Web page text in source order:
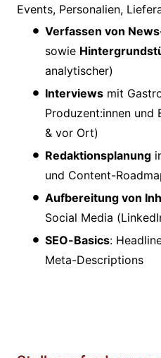
Events, Personalien,
Verfassen von
sowie
analytischer)
Interviews mit
Produzent:innen und
& vor Ort)
Redaktionsplanung
und Content-
Aufbereitung von
Social Media
SEO-Basics:
Meta-Descriptions